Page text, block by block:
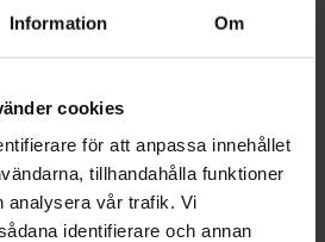
Information Om
cookies
för att anpassa innehållet
tillhandahålla funktioner
analysera vår trafik. Vi
identifierare och annan